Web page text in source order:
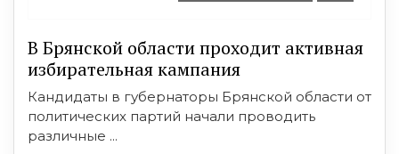
В Брянской области проходит активная
избирательная кампания
Кандидаты в губернаторы Брянской области от
политических партий начали проводить
различные ...